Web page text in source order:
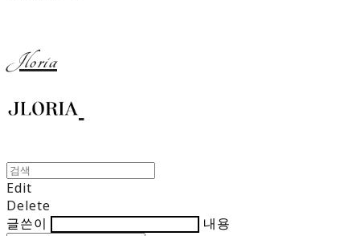
Jloria
Edit
Delete
글쓴이
내용